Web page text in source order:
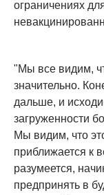
ограничениях
"Мы все видим,
значительно.
дальше, и
загруженности
Мы видим, что
приближается к
разумеется,
предпринять в